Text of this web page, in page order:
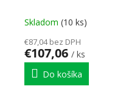
Skladom (10 ks)
€87,04 bez DPH
€107,06 / ks
Do košíka